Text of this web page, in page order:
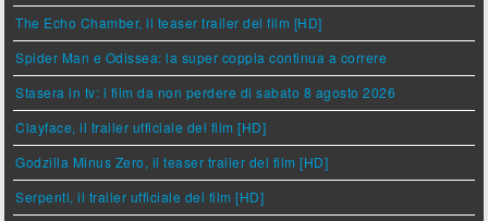
The Echo Chamber, il teaser trailer del film [HD]
Spider Man e Odissea: la super coppia continua a correre
Stasera in tv: i film da non perdere di sabato 8 agosto 2026
Clayface, il trailer ufficiale del film [HD]
Godzilla Minus Zero, il teaser trailer del film [HD]
Serpenti, il trailer ufficiale del film [HD]